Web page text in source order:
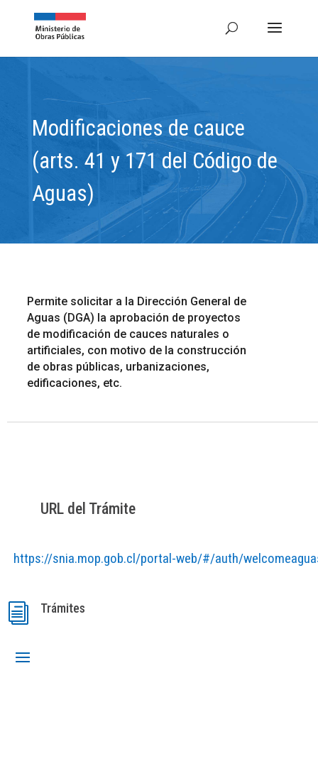
Modificaciones de cauce
(arts. 41 y 171 del Código de
Aguas)
Permite solicitar a la Dirección General de
Aguas (DGA) la aprobación de proyectos
de modificación de cauces naturales o
artificiales, con motivo de la construcción
de obras públicas, urbanizaciones,
edificaciones, etc.
URL del Trámite
https://snia.mop.gob.cl/portal-web/#/auth/
i Trámites